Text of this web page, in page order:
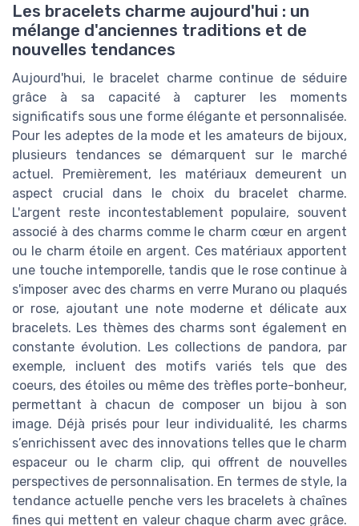
Les bracelets charme aujourd'hui : un
mélange d'anciennes traditions et de
nouvelles tendances
Aujourd'hui, le bracelet charme continue de séduire
grâce à sa capacité à capturer les moments
significatifs sous une forme élégante et personnalisée.
Pour les adeptes de la mode et les amateurs de bijoux,
plusieurs tendances se démarquent sur le marché
actuel. Premièrement, les matériaux demeurent un
aspect crucial dans le choix du bracelet charme.
L'argent reste incontestablement populaire, souvent
associé à des charms comme le charm cœur en argent
ou le charm étoile en argent. Ces matériaux apportent
une touche intemporelle, tandis que le rose continue à
s'imposer avec des charms en verre Murano ou plaqués
or rose, ajoutant une note moderne et délicate aux
bracelets. Les thèmes des charms sont également en
constante évolution. Les collections de pandora, par
exemple, incluent des motifs variés tels que des
coeurs, des étoiles ou même des trèfles porte-bonheur,
permettant à chacun de composer un bijou à son
image. Déjà prisés pour leur individualité, les charms
s’enrichissent avec des innovations telles que le charm
espaceur ou le charm clip, qui offrent de nouvelles
perspectives de personnalisation. En termes de style, la
tendance actuelle penche vers les bracelets à chaînes
fines qui mettent en valeur chaque charm avec grâce.